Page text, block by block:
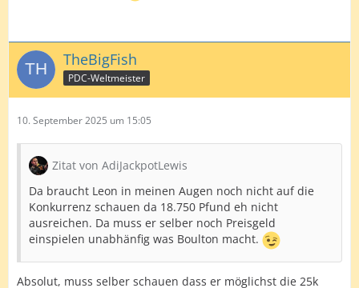
TheBigFish
PDC-Weltmeister
10. September 2025 um 15:05
Zitat von AdiJackpotLewis
Da braucht Leon in meinen Augen noch nicht auf die
Konkurrenz schauen da 18.750 Pfund eh nicht
ausreichen. Da muss er selber noch Preisgeld
einspielen unabhänfig was Boulton macht.
Absolut, muss selber schauen dass er möglichst die 25k